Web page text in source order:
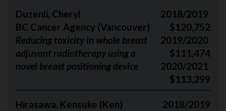
Duzenli, Cheryl
BC Cancer Agency (Vancouver)
Reducing toxicity in whole breast
adjuvant radiotherapy using a
novel breast positioning device
2018/2019
$120,752
2019/2020
$111,474
2020/2021
$113,299
Hirasawa, Kensuke (Ken)
2018/2019